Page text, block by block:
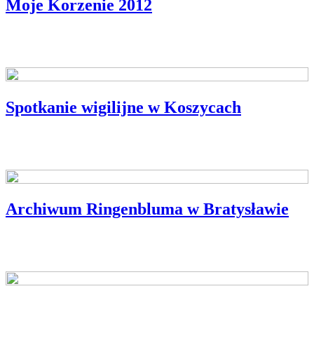
Moje Korzenie 2012
Spotkanie wigilijne w Koszycach
Archiwum Ringenbluma w Bratysławie